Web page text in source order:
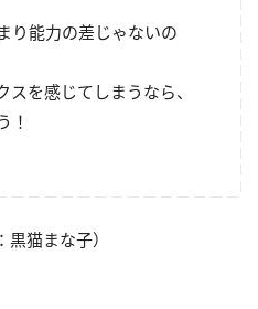
り能力の差じゃないの
スを感じてしまうなら、
！
黒猫まな子）